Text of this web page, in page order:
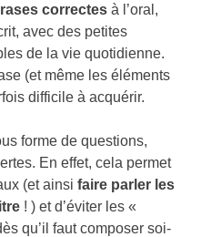
correctes à l’oral,
avec des petites
de la vie quotidienne.
(et même les éléments
difficile à acquérir.
forme de questions,
En effet, cela permet
(et ainsi faire parler les
! ) et d’éviter les «
qu’il faut composer soi-